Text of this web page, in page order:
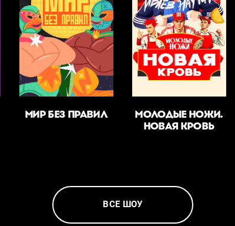
МИР БЕЗ ПРАВИЛ
МОЛОДЫЕ НОЖИ.
НОВАЯ КРОВЬ
ВСЕ ШОУ